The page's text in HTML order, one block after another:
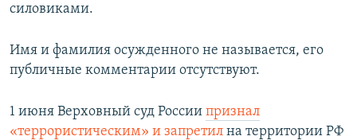
силовиками.
Имя и фамилия осужденного не называется, его
публичные комментарии отсутствуют.
1 июня Верховный суд России признал
«террористическим» и запретил на территории РФ